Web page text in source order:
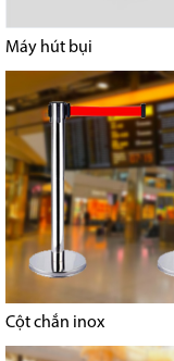
Máy hút bụi
Cột chắn inox